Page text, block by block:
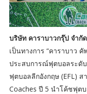
บริษัท คาราบาวกรุ๊ป จำกั
เป็นทางการ “คาราบาว
ประสบการณ์ฟุตบอลระดั
ฟุตบอลลีกอังกฤษ (EFL) ส
Coaches ปี 5 นำโค้ชฟุต